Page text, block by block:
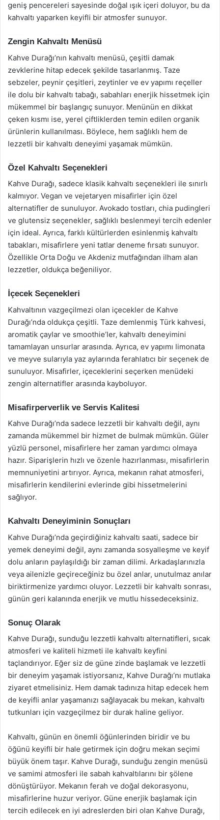
geniş pencereleri sayesinde doğal ışık içeri doluyor, bu da
kahvaltı yaparken keyifli bir atmosfer sunuyor.
Zengin Kahvaltı Menüsü
Kahve Durağı’nın kahvaltı menüsü, çeşitli damak
zevklerine hitap edecek şekilde tasarlanmış. Taze
sebzeler, peynir çeşitleri, zeytinler ve ev yapımı reçeller
ile dolu bir kahvaltı tabağı, sabahları enerjik hissetmek için
mükemmel bir başlangıç sunuyor. Menünün en dikkat
çeken kısmı ise, yerel çiftliklerden temin edilen organik
ürünlerin kullanılması. Böylece, hem sağlıklı hem de
lezzetli bir kahvaltı deneyimi yaşamak mümkün.
Özel Kahvaltı Seçenekleri
Kahve Durağı, sadece klasik kahvaltı seçenekleri ile sınırlı
kalmıyor. Vegan ve vejetaryen misafirler için özel
alternatifler de sunuluyor. Avokado tostları, chia pudingleri
ve glutensiz seçenekler, sağlıklı beslenmeyi tercih edenler
için ideal. Ayrıca, farklı kültürlerden esinlenmiş kahvaltı
tabakları, misafirlere yeni tatlar deneme fırsatı sunuyor.
Özellikle Orta Doğu ve Akdeniz mutfağından ilham alan
lezzetler, oldukça beğeniliyor.
İçecek Seçenekleri
Kahvaltının vazgeçilmezi olan içecekler de Kahve
Durağı’nda oldukça çeşitli. Taze demlenmiş Türk kahvesi,
aromatik çaylar ve smoothie’ler, kahvaltı deneyimini
tamamlayan unsurlar arasında. Ayrıca, ev yapımı limonata
ve meyve sularıyla yaz aylarında ferahlatıcı bir seçenek de
sunuluyor. Misafirler, içeceklerini seçerken menüdeki
zengin alternatifler arasında kayboluyor.
Misafirperverlik ve Servis Kalitesi
Kahve Durağı’nda sadece lezzetli bir kahvaltı değil, aynı
zamanda mükemmel bir hizmet de bulmak mümkün. Güler
yüzlü personel, misafirlere her zaman yardımcı olmaya
hazır. Siparişlerin hızlı ve özenle hazırlanması, misafirlerin
memnuniyetini artırıyor. Ayrıca, mekanın rahat atmosferi,
misafirlerin kendilerini evlerinde gibi hissetmelerini
sağlıyor.
Kahvaltı Deneyiminin Sonuçları
Kahve Durağı’nda geçirdiğiniz kahvaltı saati, sadece bir
yemek deneyimi değil, aynı zamanda sosyalleşme ve keyif
dolu anların paylaşıldığı bir zaman dilimi. Arkadaşlarınızla
veya ailenizle geçireceğiniz bu özel anlar, unutulmaz anılar
biriktirmenize yardımcı oluyor. Lezzetli bir kahvaltı sonrası,
günün geri kalanında enerjik ve mutlu hissedeceksiniz.
Sonuç Olarak
Kahve Durağı, sunduğu lezzetli kahvaltı alternatifleri, sıcak
atmosferi ve kaliteli hizmeti ile kahvaltı keyfini
taçlandırıyor. Eğer siz de güne zinde başlamak ve lezzetli
bir deneyim yaşamak istiyorsanız, Kahve Durağı’nı mutlaka
ziyaret etmelisiniz. Hem damak tadınıza hitap edecek hem
de keyifli anlar yaşamanızı sağlayacak bu mekan, kahvaltı
tutkunları için vazgeçilmez bir durak haline geliyor.
Kahvaltı, günün en önemli öğünlerinden biridir ve bu
öğünü keyifli bir hale getirmek için doğru mekan seçimi
büyük önem taşır. Kahve Durağı, sunduğu zengin menüsü
ve samimi atmosferi ile sabah kahvaltılarını bir şölene
dönüştürüyor. Mekanın ferah ve doğal dekorasyonu,
misafirlerine huzur veriyor. Güne enerjik başlamak için
tercih edilecek en iyi adreslerden biri olan Kahve Durağı,